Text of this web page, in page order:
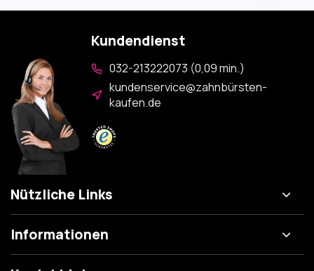
Kundendienst
032-213222073 (0,09 min.)
kundenservice@zahnbürsten-
kaufen.de
Nützliche Links
Informationen